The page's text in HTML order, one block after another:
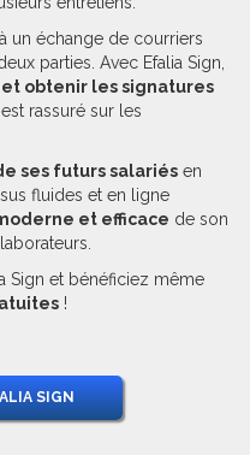
un échange de courriers
parties. Avec Efalia Sign,
obtenir les signatures
rassuré sur les
ses futurs salariés en
fluides et en ligne
et efficace de son
Sign et bénéficiez même
!
SIGN